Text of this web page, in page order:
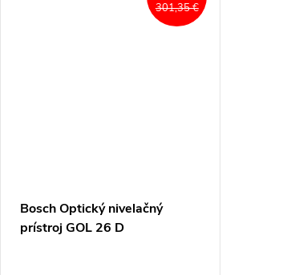
301,35 €
Bosch Optický nivelačný
prístroj GOL 26 D